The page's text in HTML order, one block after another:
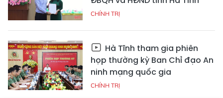
CHÍNH TRỊ
Hà Tĩnh tham gia phiên
họp thường kỳ Ban Chỉ đạo An
ninh mạng quốc gia
CHÍNH TRỊ